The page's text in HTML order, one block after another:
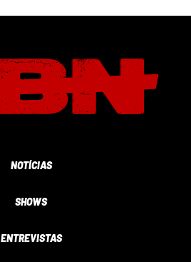
NOTÍCIAS
SHOWS
ENTREVISTAS